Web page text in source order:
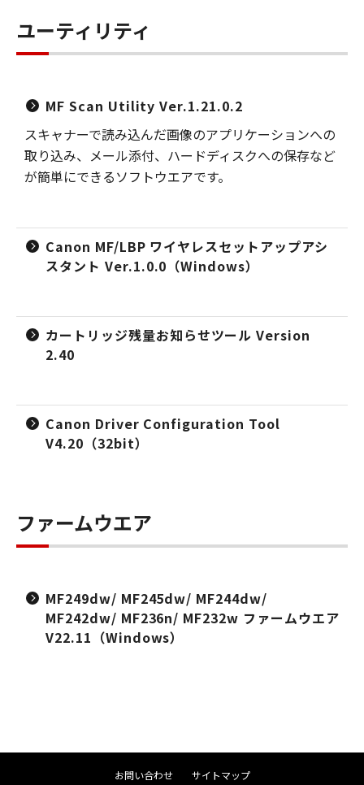
ユーティリティ
MF Scan Utility Ver.1.21.0.2
スキャナーで読み込んだ画像のアプリケーションへの
取り込み、メール添付、ハードディスクへの保存など
が簡単にできるソフトウエアです。
Canon MF/LBP ワイヤレスセットアップアシ
スタント Ver.1.0.0（Windows）
カートリッジ残量お知らせツール Version
2.40
Canon Driver Configuration Tool
V4.20（32bit）
ファームウエア
MF249dw/ MF245dw/ MF244dw/
MF242dw/ MF236n/ MF232w ファームウエア
V22.11（Windows）
お問い合わせ サイトマップ